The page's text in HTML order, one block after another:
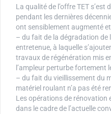
La qualité de l’offre TET
pendant les dernières
ont sensiblement augmenté
– du fait de la dégradation
entretenue, à laquelle
travaux de régénération mis
l’ampleur perturbe fortement
– du fait du vieillissement du
matériel roulant n’a pas été
Les opérations de rénovation
dans le cadre de l’actuelle